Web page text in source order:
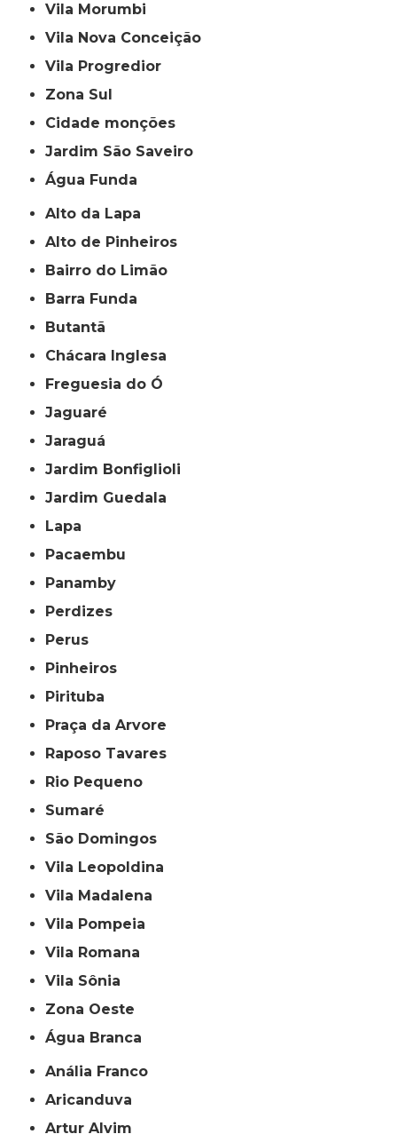
Vila Morumbi
Vila Nova Conceição
Vila Progredior
Zona Sul
cidade monções
jardim São Saveiro
Água Funda
Alto da Lapa
Alto de Pinheiros
Bairro do Limão
Barra Funda
Butantã
Chácara Inglesa
Freguesia do Ó
Jaguaré
Jaraguá
Jardim Bonfiglioli
Jardim Guedala
Lapa
Pacaembu
Panamby
Perdizes
Perus
Pinheiros
Pirituba
Praça da Arvore
Raposo Tavares
Rio Pequeno
Sumaré
São Domingos
Vila Leopoldina
Vila Madalena
Vila Pompeia
Vila Romana
Vila Sônia
Zona Oeste
Água Branca
Anália Franco
Aricanduva
Artur Alvim